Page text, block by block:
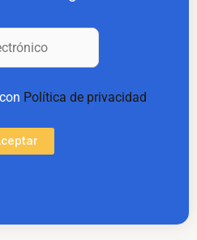
Política de privacidad